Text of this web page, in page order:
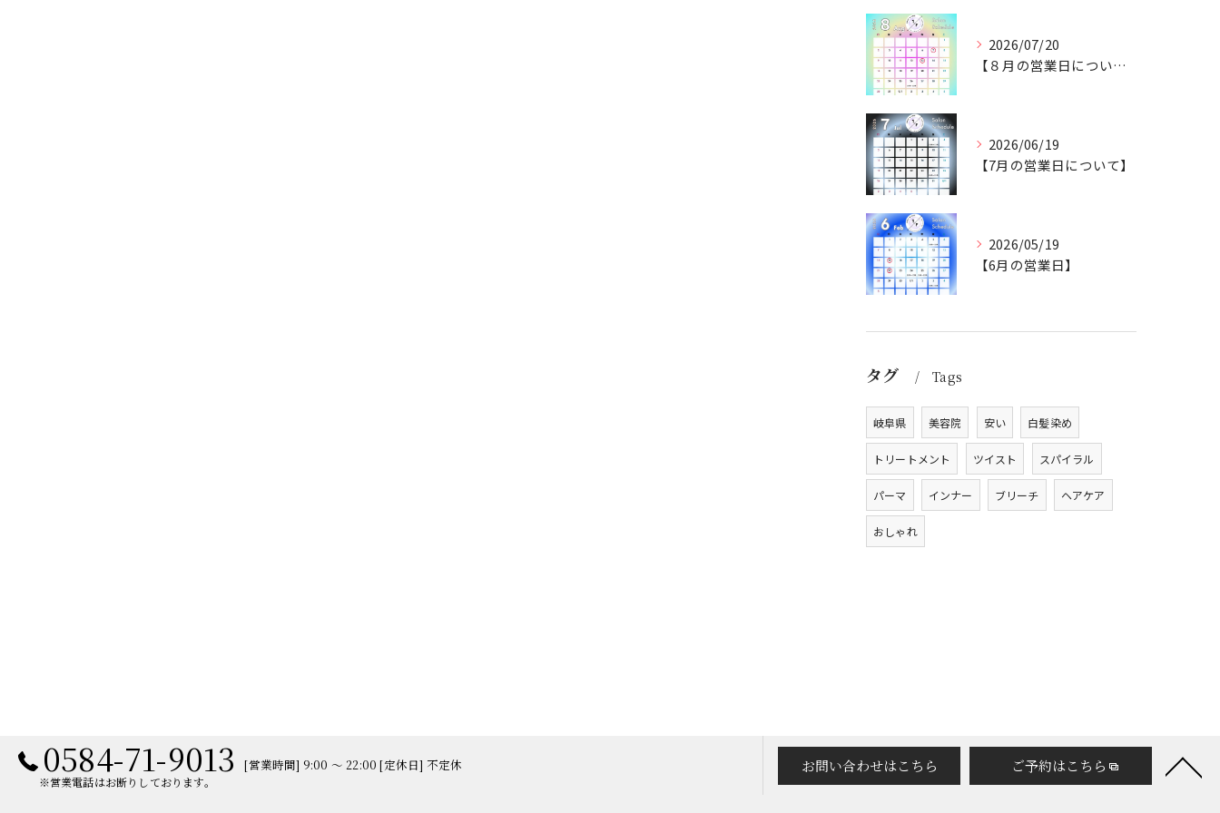
2026/07/20
【８月の営業日について】
2026/06/19
【7月の営業日について】
2026/05/19
【6月の営業日】
タグ Tags
岐阜県 美容院 安い 白髪染め
トリートメント ツイスト スパイラル
パーマ インナー ブリーチ ヘアケア
おしゃれ
0584-71-9013
※営業電話はお断りしております。
[営業時間] 9:00 ～ 22:00 [定休日] 不定休 お問い合わせはこちら ご予約はこちら